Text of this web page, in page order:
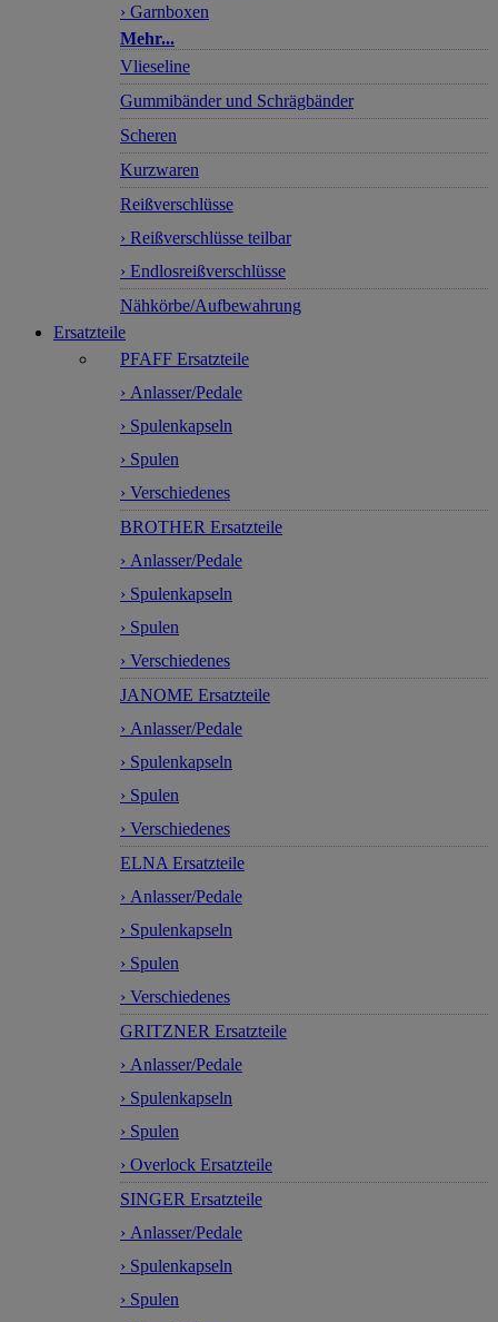
› Garnboxen
Mehr...
Vlieseline
Gummibänder und Schrägbänder
Scheren
Kurzwaren
Reißverschlüsse
› Reißverschlüsse teilbar
› Endlosreißverschlüsse
Nähkörbe/Aufbewahrung
Ersatzteile
PFAFF Ersatzteile
› Anlasser/Pedale
› Spulenkapseln
› Spulen
› Verschiedenes
BROTHER Ersatzteile
› Anlasser/Pedale
› Spulenkapseln
› Spulen
› Verschiedenes
JANOME Ersatzteile
› Anlasser/Pedale
› Spulenkapseln
› Spulen
› Verschiedenes
ELNA Ersatzteile
› Anlasser/Pedale
› Spulenkapseln
› Spulen
› Verschiedenes
GRITZNER Ersatzteile
› Anlasser/Pedale
› Spulenkapseln
› Spulen
› Overlock Ersatzteile
SINGER Ersatzteile
› Anlasser/Pedale
› Spulenkapseln
› Spulen